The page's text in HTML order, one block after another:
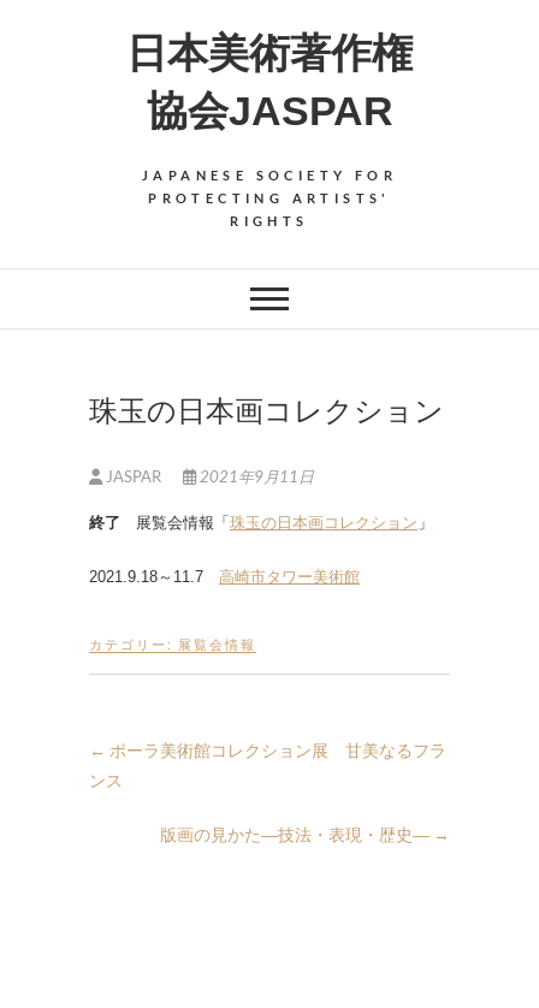
日本美術著作権
協会JASPAR
JAPANESE SOCIETY FOR
PROTECTING ARTISTS'
RIGHTS
珠玉の日本画コレクション
JASPAR 2021年9月11日
終了 展覧会情報「 珠玉の日本画コレクション 」
2021.9.18～11.7 高崎市タワー美術館
カテゴリー: 展覧会情報
← ポーラ美術館コレクション展 甘美なるフラ
ンス
版画の見かた―技法・表現・歴史― →